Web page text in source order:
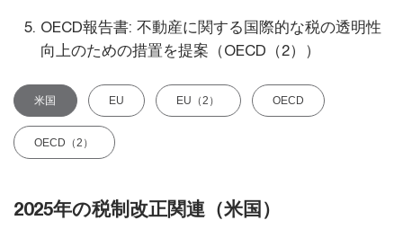
OECD報告書: 不動産に関する国際的な税の透明性
向上のための措置を提案（OECD（2））
米国 EU EU（2） OECD
OECD（2）
2025年の税制改正関連（米国）